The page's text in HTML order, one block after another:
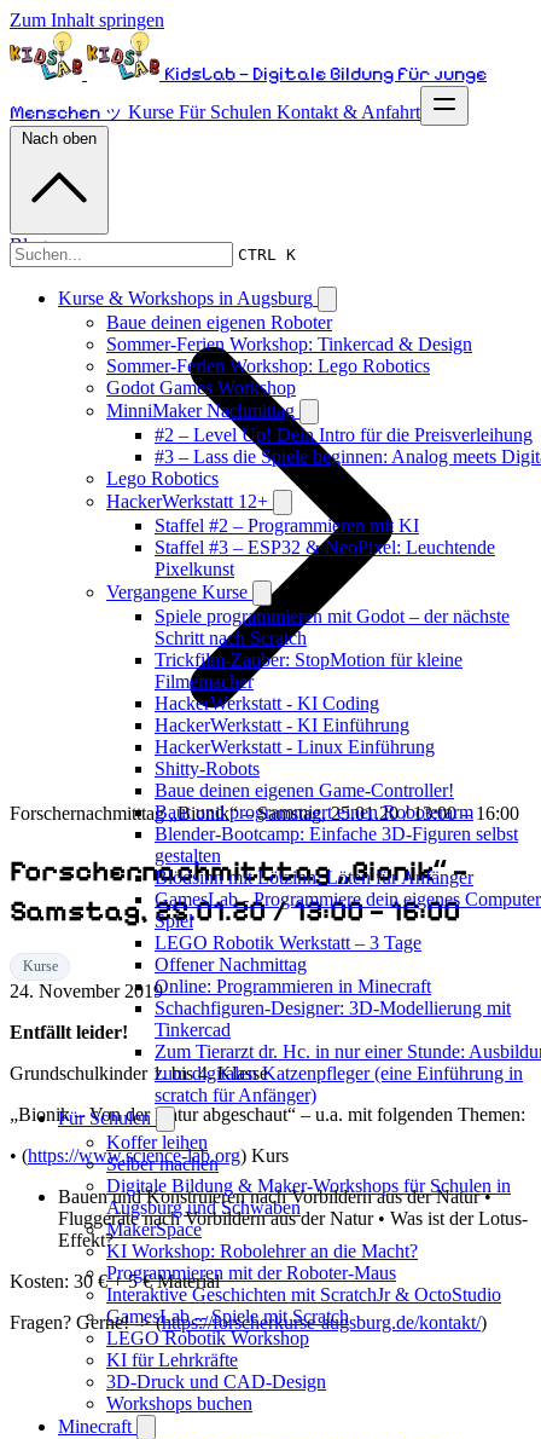
Zum Inhalt springen
KidsLab – Digitale Bildung für junge
Menschen ッ Kurse Für Schulen Kontakt & Anfahrt
CTRL K
Kurse & Workshops in Augsburg
Baue deinen eigenen Roboter
Sommer-Ferien Workshop: Tinkercad & Design
Sommer-Ferien Workshop: Lego Robotics
Godot Games Workshop
MinniMaker Nachmittag
#2 – Level Up! Dein Intro für die Preisverleihung
#3 – Lass die Spiele beginnen: Analog meets
Lego Robotics
HackerWerkstatt 12+
Staffel #2 – Programmieren mit KI
Staffel #3 – ESP32 & NeoPixel: Leuchtende
Pixelkunst
Vergangene Kurse
Spiele programmieren mit Godot – der nächste
Schritt nach Scratch
Trickfilm-Zauber: StopMotion für kleine
Filmemacher
HackerWerkstatt - KI Coding
HackerWerkstatt - KI Einführung
HackerWerkstatt - Linux Einführung
Shitty-Robots
Baue deinen eigenen Game-Controller!
Baut und programmiert einen Roboterarm
Blender-Bootcamp: Einfache 3D-Figuren selbst
gestalten
Blödsinn mit Lötzinn: Löten für Anfänger
GamesLab - Programmiere dein eigenes
Spiel
LEGO Robotik Werkstatt – 3 Tage
Offener Nachmittag
Online: Programmieren in Minecraft
Schachfiguren-Designer: 3D-Modellierung mit
Tinkercad
Zum Tierarzt dr. Hc. in nur einer Stunde:
zum digitalen Katzenpfleger (eine Einführung in
scratch für Anfänger)
Für Schulen
Koffer leihen
Selber machen
Digitale Bildung & Maker-Workshops für Schulen in
Augsburg und Schwaben
MakerSpace
KI Workshop: Robolehrer an die Macht?
Programmieren mit der Roboter-Maus
Interaktive Geschichten mit ScratchJr & OctoStudio
GamesLab -- Spiele mit Scratch
LEGO Robotik Workshop
KI für Lehrkräfte
3D-Druck und CAD-Design
Workshops buchen
Minecraft
Nach oben
Blog
Forschernachmitttag „Bionik“ – Samstag, 25.01.20 / 13:00 – 16:00
Forschernachmitttag „Bionik“ –
Samstag, 25.01.20 / 13:00 – 16:00
Kurse
24. November 2019
Entfällt leider!
Grundschulkinder 1. bis 4. Klasse
„Bionik – Von der Natur abgeschaut“ – u.a. mit folgenden Themen:
• (https://www.science-lab.org) Kurs
Bauen und Konstruieren nach Vorbildern aus der Natur •
Fluggeräte nach Vorbildern aus der Natur • Was ist der Lotus-
Effekt?
Kosten: 30 € + 5 € Material
Fragen? Gerne! -> (https://forscherkurse-augsburg.de/kontakt/)